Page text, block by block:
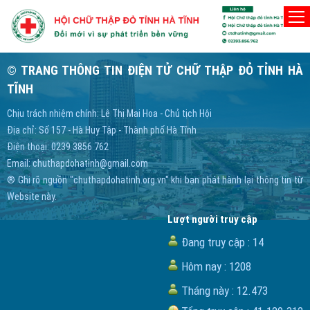
Home/ không tìm thấy trang
Trang bạn đang xem không tồn tại!
© TRANG THÔNG TIN ĐIỆN TỬ CHỮ THẬP ĐỎ TỈNH HÀ
TĨNH
Chịu trách nhiệm chính: Lê Thị Mai Hoa - Chủ tịch Hội
Địa chỉ: Số 157 - Hà Huy Tập - Thành phố Hà Tĩnh
Điện thoại: 0239 3856 762
Email:chuthapdohatinh@gmail.com
® Ghi rõ nguồn "chuthapdohatinh.org.vn" khi bạn phát hành lại thông tin từ
Website này.
Lượt người truy cập
Đang truy cập : 14
Hôm nay : 1208
Tháng này : 12.473